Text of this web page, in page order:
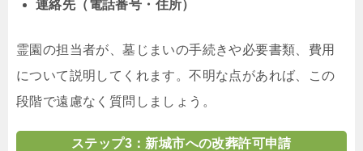
連絡先（電話番号・住所）
霊園の担当者が、墓じまいの手続きや必要書類、費用
について説明してくれます。不明な点があれば、この
段階で遠慮なく質問しましょう。
ステップ3：新城市への改葬許可申請